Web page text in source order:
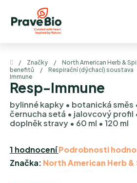
obsah
Domů
/ Značky / North American Herb &
benefitů
/ Respirační (dýchací) soustava
Immune
Resp-Immune
bylinné kapky • botanická směs
černucha setá • jalovcový profil
doplněk stravy • 60 ml • 120 ml
Průměrné
hodnocení
1 hodnoceníPodrobnosti
Značka: North American Herb &